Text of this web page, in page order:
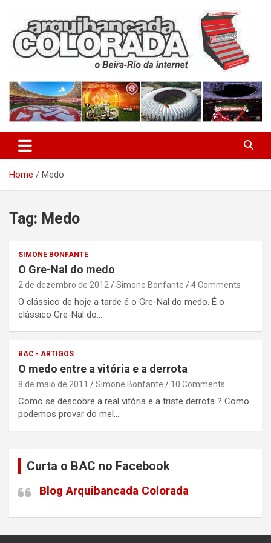
content
Arquibancada Colorada
Home Medo
Tag: Medo
SIMONE BONFANTE
O Gre-Nal do medo
2 de dezembro de 2012 Simone Bonfante 4 Comments
O clássico de hoje a tarde é o Gre-Nal do medo. É o
clássico Gre-Nal do…
BAC - ARTIGOS
O medo entre a vitória e a derrota
8 de maio de 2011 Simone Bonfante 10 Comments
Como se descobre a real vitória e a triste derrota ? Como
podemos provar do mel…
Curta o BAC no Facebook
Blog Arquibancada Colorada